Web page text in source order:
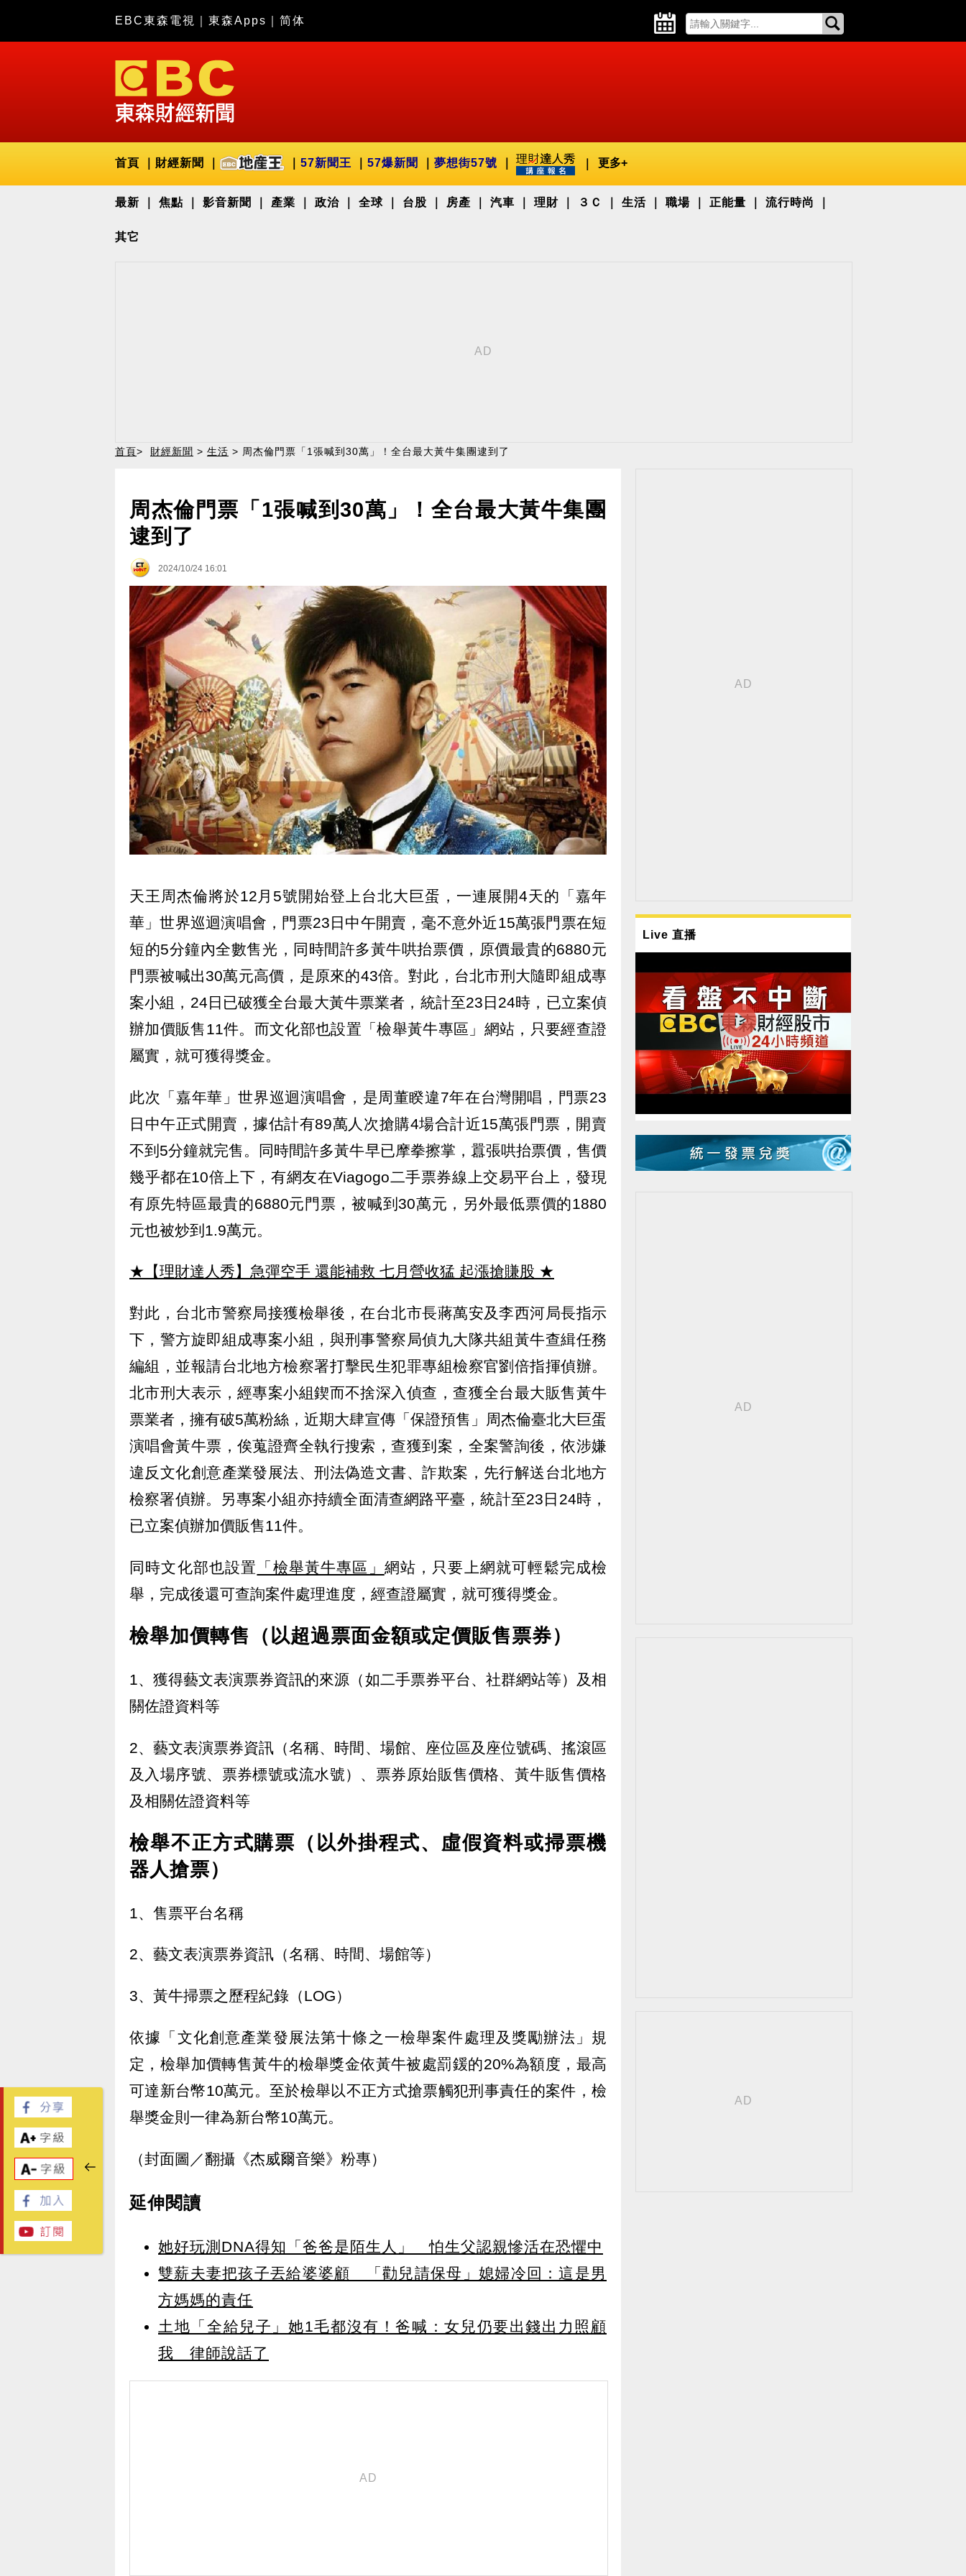
EBC東森電視 東森Apps 简体
首頁 財經新聞 57新聞王 57爆新聞 夢想街57號 更多+
最新 焦點 影音新聞 產業 政治 全球 台股 房產 汽車 理財 ３Ｃ 生活 職場 正能量 流行時尚
其它
首頁> 財經新聞 > 生活 > 周杰倫門票「1張喊到30萬」！全台最大黃牛集團逮到了
周杰倫門票「1張喊到30萬」！全台最大黃牛集團
逮到了
2024/10/24 16:01
天王周杰倫將於12月5號開始登上台北大巨蛋，一連展開4天的「嘉年
華」世界巡迴演唱會，門票23日中午開賣，毫不意外近15萬張門票在短
短的5分鐘內全數售光，同時間許多黃牛哄抬票價，原價最貴的6880元
門票被喊出30萬元高價，是原來的43倍。對此，台北市刑大隨即組成專
案小組，24日已破獲全台最大黃牛票業者，統計至23日24時，已立案偵
辦加價販售11件。而文化部也設置「檢舉黃牛專區」網站，只要經查證
屬實，就可獲得獎金。
此次「嘉年華」世界巡迴演唱會，是周董睽違7年在台灣開唱，門票23
日中午正式開賣，據估計有89萬人次搶購4場合計近15萬張門票，開賣
不到5分鐘就完售。同時間許多黃牛早已摩拳擦掌，囂張哄抬票價，售價
幾乎都在10倍上下，有網友在Viagogo二手票券線上交易平台上，發現
有原先特區最貴的6880元門票，被喊到30萬元，另外最低票價的1880
元也被炒到1.9萬元。
★【理財達人秀】急彈空手 還能補救 七月營收猛 起漲搶賺股 ★
對此，台北市警察局接獲檢舉後，在台北市長蔣萬安及李西河局長指示
下，警方旋即組成專案小組，與刑事警察局偵九大隊共組黃牛查緝任務
編組，並報請台北地方檢察署打擊民生犯罪專組檢察官劉倍指揮偵辦。
北市刑大表示，經專案小組鍥而不捨深入偵查，查獲全台最大販售黃牛
票業者，擁有破5萬粉絲，近期大肆宣傳「保證預售」周杰倫臺北大巨蛋
演唱會黃牛票，俟蒐證齊全執行搜索，查獲到案，全案警詢後，依涉嫌
違反文化創意產業發展法、刑法偽造文書、詐欺案，先行解送台北地方
檢察署偵辦。另專案小組亦持續全面清查網路平臺，統計至23日24時，
已立案偵辦加價販售11件。
同時文化部也設置 「檢舉黃牛專區」 網站，只要上網就可輕鬆完成檢
舉，完成後還可查詢案件處理進度，經查證屬實，就可獲得獎金。
檢舉加價轉售（以超過票面金額或定價販售票券）
1、獲得藝文表演票券資訊的來源（如二手票券平台、社群網站等）及相
關佐證資料等
2、藝文表演票券資訊（名稱、時間、場館、座位區及座位號碼、搖滾區
及入場序號、票券標號或流水號）、票券原始販售價格、黃牛販售價格
及相關佐證資料等
檢舉不正方式購票（以外掛程式、虛假資料或掃票機
器人搶票）
1、售票平台名稱
2、藝文表演票券資訊（名稱、時間、場館等）
3、黃牛掃票之歷程紀錄（LOG）
依據「文化創意產業發展法第十條之一檢舉案件處理及獎勵辦法」規
定，檢舉加價轉售黃牛的檢舉獎金依黃牛被處罰鍰的20%為額度，最高
可達新台幣10萬元。至於檢舉以不正方式搶票觸犯刑事責任的案件，檢
舉獎金則一律為新台幣10萬元。
（封面圖／翻攝《杰威爾音樂》粉專）
延伸閱讀
她好玩測DNA得知「爸爸是陌生人」 怕生父認親慘活在恐懼中
雙薪夫妻把孩子丟給婆婆顧 「勸兒請保母」媳婦冷回：這是男
方媽媽的責任
土地「全給兒子」她1毛都沒有！爸喊：女兒仍要出錢出力照顧
我 律師說話了
Live 直播